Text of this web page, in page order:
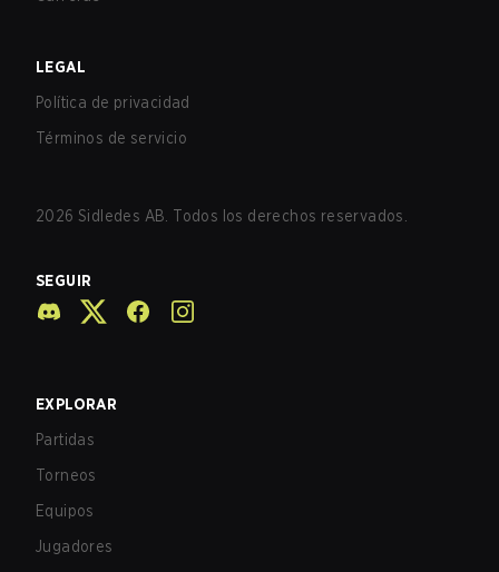
LEGAL
Política de privacidad
Términos de servicio
2026 Sidledes AB. Todos los derechos reservados.
SEGUIR
EXPLORAR
Partidas
Torneos
Equipos
Jugadores